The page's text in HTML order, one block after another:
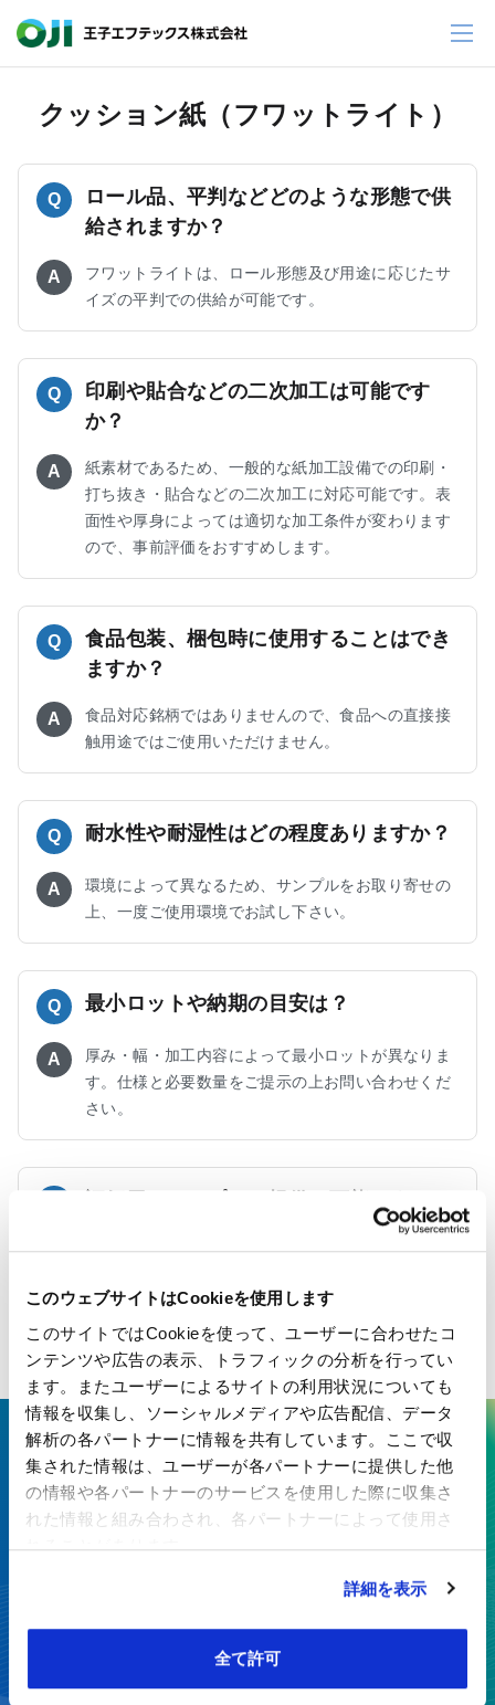
このウェブサイトはCookieを使用します
このサイトではCookieを使って、ユーザーに合わせたコ
ンテンツや広告の表示、トラフィックの分析を行ってい
ます。またユーザーによるサイトの利用状況についても
情報を収集し、ソーシャルメディアや広告配信、データ
解析の各パートナーに情報を共有しています。ここで収
集された情報は、ユーザーが各パートナーに提供した他
の情報や各パートナーのサービスを使用した際に収集さ
れた情報と組み合わされ、各パートナーによって使用さ
れることがあります。
詳細を表示
全て許可
クッション紙（フワットライト）
Q
ロール品、平判などどのような形態で供
給されますか？
A
フワットライトは、ロール形態及び用途に応じたサ
イズの平判での供給が可能です。
Q
印刷や貼合などの二次加工は可能です
か？
A
紙素材であるため、一般的な紙加工設備での印刷・
打ち抜き・貼合などの二次加工に対応可能です。表
面性や厚身によっては適切な加工条件が変わります
ので、事前評価をおすすめします。
Q
食品包装、梱包時に使用することはでき
ますか？
A
食品対応銘柄ではありませんので、食品への直接接
触用途ではご使用いただけません。
Q 耐水性や耐湿性はどの程度ありますか？
A
環境によって異なるため、サンプルをお取り寄せの
上、一度ご使用環境でお試し下さい。
Q 最小ロットや納期の目安は？
A
厚み・幅・加工内容によって最小ロットが異なりま
す。仕様と必要数量をご提示の上お問い合わせくだ
さい。
A
カットサンプル等をご用意いたします。お問い合わ
ここにしかない技術で、最先端の
価値を生み出す